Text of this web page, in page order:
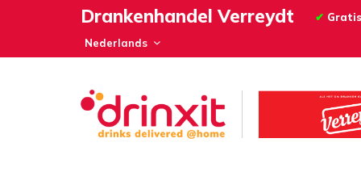
Drankenhandel Verreydt ✔